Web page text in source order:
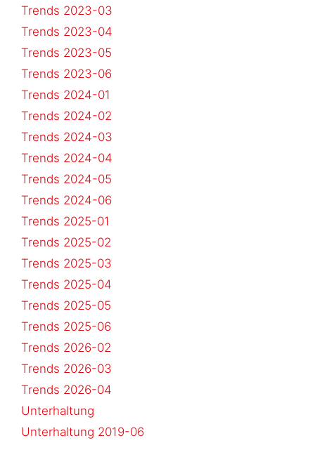
Trends 2023-03
Trends 2023-04
Trends 2023-05
Trends 2023-06
Trends 2024-01
Trends 2024-02
Trends 2024-03
Trends 2024-04
Trends 2024-05
Trends 2024-06
Trends 2025-01
Trends 2025-02
Trends 2025-03
Trends 2025-04
Trends 2025-05
Trends 2025-06
Trends 2026-02
Trends 2026-03
Trends 2026-04
Unterhaltung
Unterhaltung 2019-06